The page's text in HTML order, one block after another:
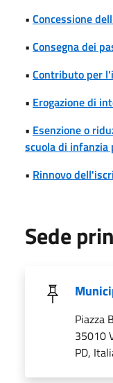
• Concessione
• Consegna dei
• Contributo per
• Erogazione di
• Esenzione o
scuola di infanzia
• Rinnovo
Sede
Piazza
35010
PD,